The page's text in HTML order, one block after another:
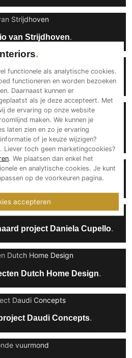
van Strijdhoven
van Sander van Beuningen
Rob Feenstra Turnkey
Maretti Lighting
project Daniela Cupello
Dutch Home Design
Daudi Concepts
functionele als analytische cookies.
functioneren en worden bezoeken
Daarnaast kunnen er
als je deze accepteert. Met
de ervaring op onze website
maken. We kunnen je
laten zien en zo je ervaring
of je keuze wijzigen?
. Liever toch geen marketingcookies?
. We plaatsen dan enkel het
en analytische cookies. Je kunt
op de voorkeuren pagina.
accepteren